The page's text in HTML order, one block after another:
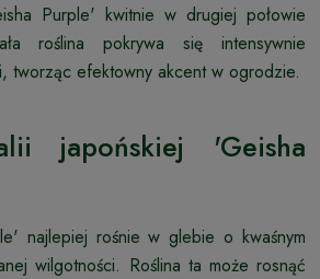
Purple' kwitnie w drugiej połowie
roślina pokrywa się intensywnie
tworząc efektowny akcent w ogrodzie.
japońskiej 'Geisha
najlepiej rośnie w glebie o kwaśnym
wilgotności. Roślina ta może rosnąć